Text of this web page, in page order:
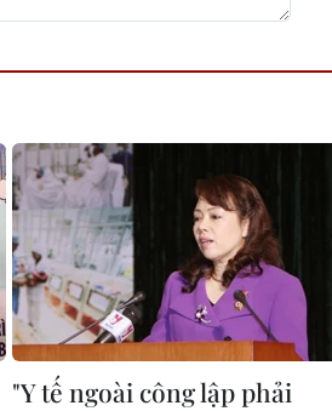
"Y tế ngoài công lập phải